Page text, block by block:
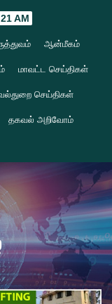
AM
ஆன்மீகம்
மாவட்ட செய்திகள்
செய்திகள்
தகவல் அறிவோம்